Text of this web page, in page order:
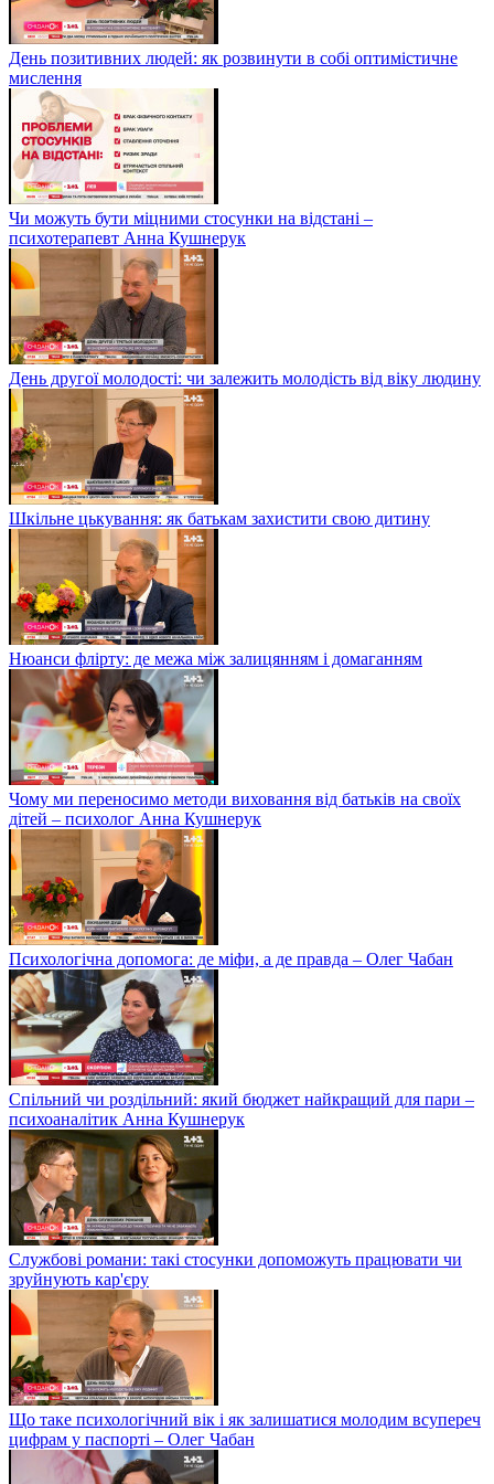
День позитивних людей: як розвинути в собі оптимістичне
мислення
Чи можуть бути міцними стосунки на відстані –
психотерапевт Анна Кушнерук
День другої молодості: чи залежить молодість від віку людину
Шкільне цькування: як батькам захистити свою дитину
Нюанси флірту: де межа між залицянням і домаганням
Чому ми переносимо методи виховання від батьків на своїх
дітей – психолог Анна Кушнерук
Психологічна допомога: де міфи, а де правда – Олег Чабан
Спільний чи роздільний: який бюджет найкращий для пари –
психоаналітик Анна Кушнерук
Службові романи: такі стосунки допоможуть працювати чи
зруйнують кар'єру
Що таке психологічний вік і як залишатися молодим всупереч
цифрам у паспорті – Олег Чабан